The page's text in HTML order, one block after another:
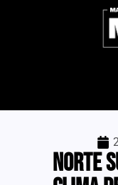
Norte